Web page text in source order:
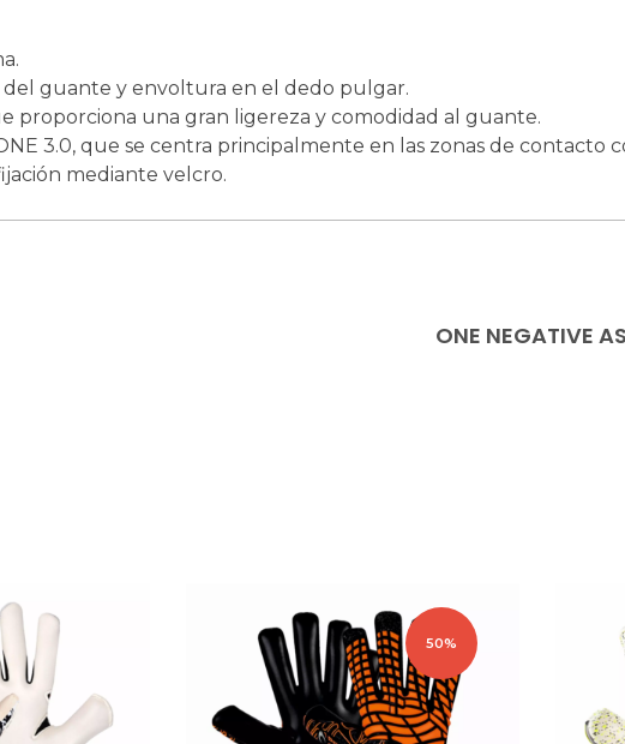
guante y envoltura en el dedo pulgar.
proporciona una gran ligereza y comodidad al guante.
3.0, que se centra principalmente en las zonas de contacto
mediante velcro.
ONE NEGATIVE
50%